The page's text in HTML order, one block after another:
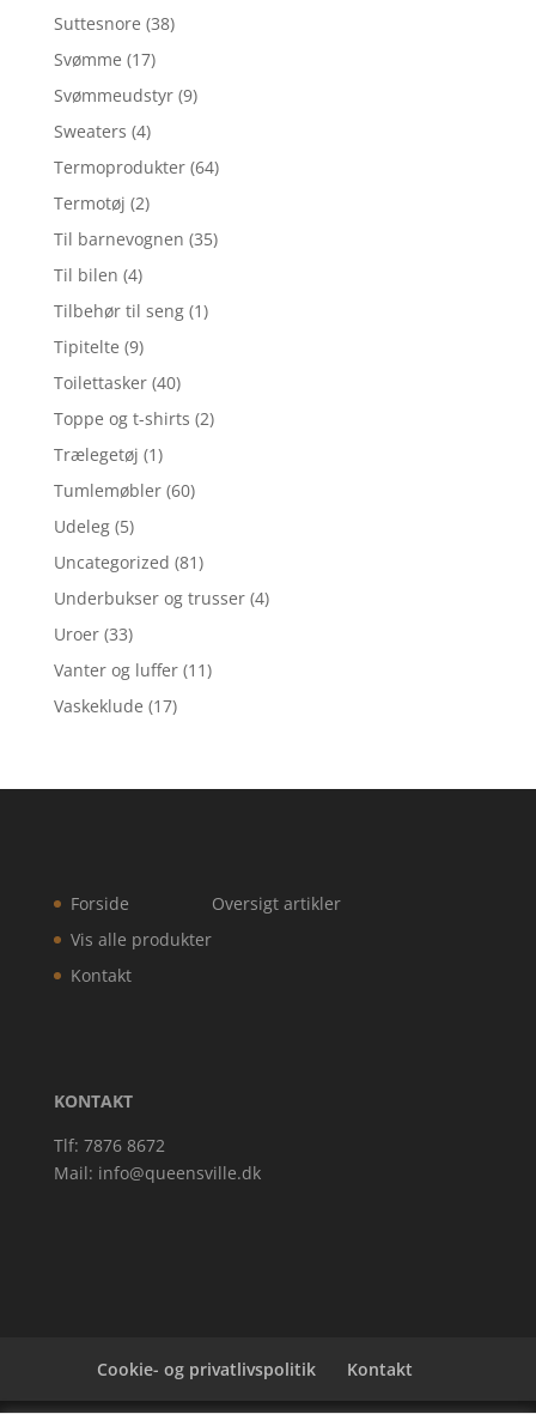
Suttesnore (38)
Svømme (17)
Svømmeudstyr (9)
Sweaters (4)
Termoprodukter (64)
Termotøj (2)
Til barnevognen (35)
Til bilen (4)
Tilbehør til seng (1)
Tipitelte (9)
Toilettasker (40)
Toppe og t-shirts (2)
Trælegetøj (1)
Tumlemøbler (60)
Udeleg (5)
Uncategorized (81)
Underbukser og trusser (4)
Uroer (33)
Vanter og luffer (11)
Vaskeklude (17)
Forside
Vis alle produkter
Kontakt
Oversigt artikler
KONTAKT
Tlf: 7876 8672
Mail: info@queensville.dk
Cookie- og privatlivspolitik Kontakt